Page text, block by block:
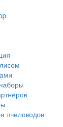
пчеловодов